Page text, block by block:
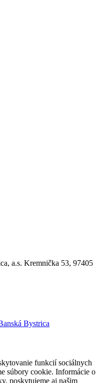
a.s. Kremnička 53, 97405
Bystrica
funkcií sociálnych
súbory cookie. Informácie o
poskytujeme aj našim